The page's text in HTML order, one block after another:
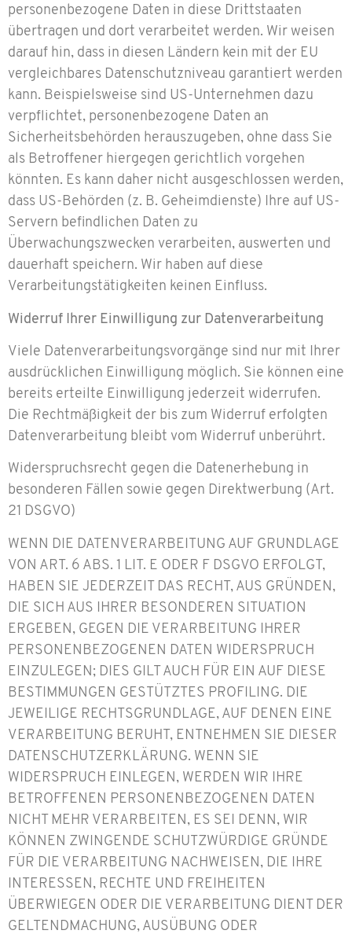
personenbezogene Daten in diese Drittstaaten
übertragen und dort verarbeitet werden. Wir weisen
darauf hin, dass in diesen Ländern kein mit der EU
vergleichbares Datenschutzniveau garantiert werden
kann. Beispielsweise sind US-Unternehmen dazu
verpflichtet, personenbezogene Daten an
Sicherheitsbehörden herauszugeben, ohne dass Sie
als Betroffener hiergegen gerichtlich vorgehen
könnten. Es kann daher nicht ausgeschlossen werden,
dass US-Behörden (z. B. Geheimdienste) Ihre auf US-
Servern befindlichen Daten zu
Überwachungszwecken verarbeiten, auswerten und
dauerhaft speichern. Wir haben auf diese
Verarbeitungstätigkeiten keinen Einfluss.
Widerruf Ihrer Einwilligung zur Datenverarbeitung
Viele Datenverarbeitungsvorgänge sind nur mit Ihrer
ausdrücklichen Einwilligung möglich. Sie können eine
bereits erteilte Einwilligung jederzeit widerrufen.
Die Rechtmäßigkeit der bis zum Widerruf erfolgten
Datenverarbeitung bleibt vom Widerruf unberührt.
Widerspruchsrecht gegen die Datenerhebung in
besonderen Fällen sowie gegen Direktwerbung (Art.
21 DSGVO)
WENN DIE DATENVERARBEITUNG AUF GRUNDLAGE
VON ART. 6 ABS. 1 LIT. E ODER F DSGVO ERFOLGT,
HABEN SIE JEDERZEIT DAS RECHT, AUS GRÜNDEN,
DIE SICH AUS IHRER BESONDEREN SITUATION
ERGEBEN, GEGEN DIE VERARBEITUNG IHRER
PERSONENBEZOGENEN DATEN WIDERSPRUCH
EINZULEGEN; DIES GILT AUCH FÜR EIN AUF DIESE
BESTIMMUNGEN GESTÜTZTES PROFILING. DIE
JEWEILIGE RECHTSGRUNDLAGE, AUF DENEN EINE
VERARBEITUNG BERUHT, ENTNEHMEN SIE DIESER
DATENSCHUTZERKLÄRUNG. WENN SIE
WIDERSPRUCH EINLEGEN, WERDEN WIR IHRE
BETROFFENEN PERSONENBEZOGENEN DATEN
NICHT MEHR VERARBEITEN, ES SEI DENN, WIR
KÖNNEN ZWINGENDE SCHUTZWÜRDIGE GRÜNDE
FÜR DIE VERARBEITUNG NACHWEISEN, DIE IHRE
INTERESSEN, RECHTE UND FREIHEITEN
ÜBERWIEGEN ODER DIE VERARBEITUNG DIENT DER
GELTENDMACHUNG, AUSÜBUNG ODER